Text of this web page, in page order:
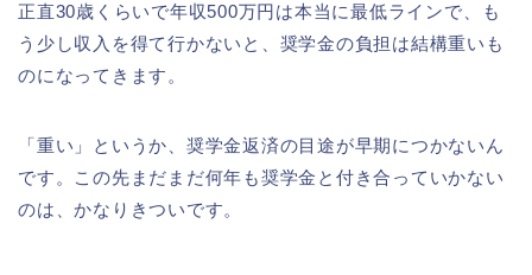
正直30歳くらいで年収500万円は本当に最低ラインで、も
う少し収入を得て行かないと、奨学金の負担は結構重いも
のになってきます。
「重い」というか、奨学金返済の目途が早期につかないん
です。この先まだまだ何年も奨学金と付き合っていかない
のは、かなりきついです。